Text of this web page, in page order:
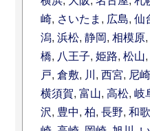
崎, さいたま , 広島, 仙
潟, 浜松, 静岡, 相模原,
橋, 八王子, 姫路, 松山,
戸, 倉敷, 川 , 西宮, 尼崎
横須賀, 富山, 高松, 岐
沢, 豊中, 柏, 長野, 和